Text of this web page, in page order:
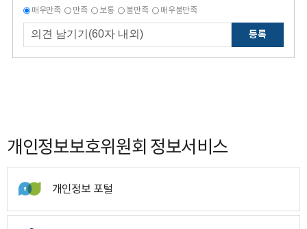
매우만족 만족 보통 불만족 매우불만족
등록
개인정보보호위원회 정보서비스
개인정보 포털